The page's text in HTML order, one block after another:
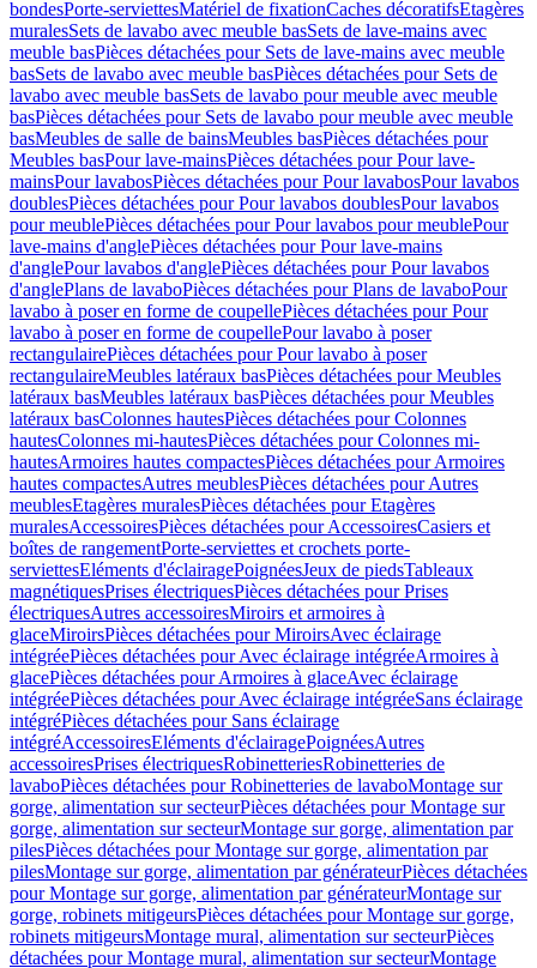
bondesPorte-serviettesMatériel de fixationCaches décoratifsEtagères
muralesSets de lavabo avec meuble basSets de lave-mains avec
meuble basPièces détachées pour Sets de lave-mains avec meuble
basSets de lavabo avec meuble basPièces détachées pour Sets de
lavabo avec meuble basSets de lavabo pour meuble avec meuble
basPièces détachées pour Sets de lavabo pour meuble avec meuble
basMeubles de salle de bainsMeubles basPièces détachées pour
Meubles basPour lave-mainsPièces détachées pour Pour lave-
mainsPour lavabosPièces détachées pour Pour lavabosPour lavabos
doublesPièces détachées pour Pour lavabos doublesPour lavabos
pour meublePièces détachées pour Pour lavabos pour meublePour
lave-mains d'anglePièces détachées pour Pour lave-mains
d'anglePour lavabos d'anglePièces détachées pour Pour lavabos
d'anglePlans de lavaboPièces détachées pour Plans de lavaboPour
lavabo à poser en forme de coupellePièces détachées pour Pour
lavabo à poser en forme de coupellePour lavabo à poser
rectangulairePièces détachées pour Pour lavabo à poser
rectangulaireMeubles latéraux basPièces détachées pour Meubles
latéraux basMeubles latéraux basPièces détachées pour Meubles
latéraux basColonnes hautesPièces détachées pour Colonnes
hautesColonnes mi-hautesPièces détachées pour Colonnes mi-
hautesArmoires hautes compactesPièces détachées pour Armoires
hautes compactesAutres meublesPièces détachées pour Autres
meublesEtagères muralesPièces détachées pour Etagères
muralesAccessoiresPièces détachées pour AccessoiresCasiers et
boîtes de rangementPorte-serviettes et crochets porte-
serviettesEléments d'éclairagePoignéesJeux de piedsTableaux
magnétiquesPrises électriquesPièces détachées pour Prises
électriquesAutres accessoiresMiroirs et armoires à
glaceMiroirsPièces détachées pour MiroirsAvec éclairage
intégréePièces détachées pour Avec éclairage intégréeArmoires à
glacePièces détachées pour Armoires à glaceAvec éclairage
intégréePièces détachées pour Avec éclairage intégréeSans éclairage
intégréPièces détachées pour Sans éclairage
intégréAccessoiresEléments d'éclairagePoignéesAutres
accessoiresPrises électriquesRobinetteriesRobinetteries de
lavaboPièces détachées pour Robinetteries de lavaboMontage sur
gorge, alimentation sur secteurPièces détachées pour Montage sur
gorge, alimentation sur secteurMontage sur gorge, alimentation par
pilesPièces détachées pour Montage sur gorge, alimentation par
pilesMontage sur gorge, alimentation par générateurPièces détachées
pour Montage sur gorge, alimentation par générateurMontage sur
gorge, robinets mitigeursPièces détachées pour Montage sur gorge,
robinets mitigeursMontage mural, alimentation sur secteurPièces
détachées pour Montage mural, alimentation sur secteurMontage